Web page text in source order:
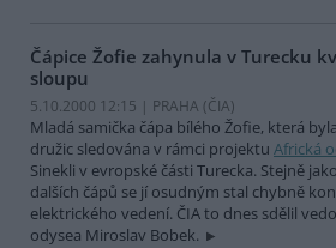
Čápice Žofie zahynula v Turecku
sloupu
5.10.2000 12:15 | PRAHA (ČIA)
Mladá samička čápa bílého Žofie, která
družic sledována v rámci projektu Africká
Sinekli v evropské části Turecka. Stejně
dalších čápů se jí osudným stal chybně
elektrického vedení. ČIA to dnes sdělil
odysea Miroslav Bobek.